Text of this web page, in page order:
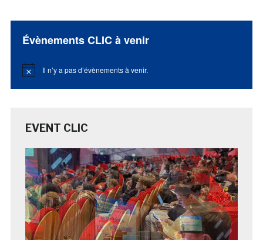
Évènements CLIC à venir
Notice Il n’y a pas d’évènements à venir.
EVENT CLIC